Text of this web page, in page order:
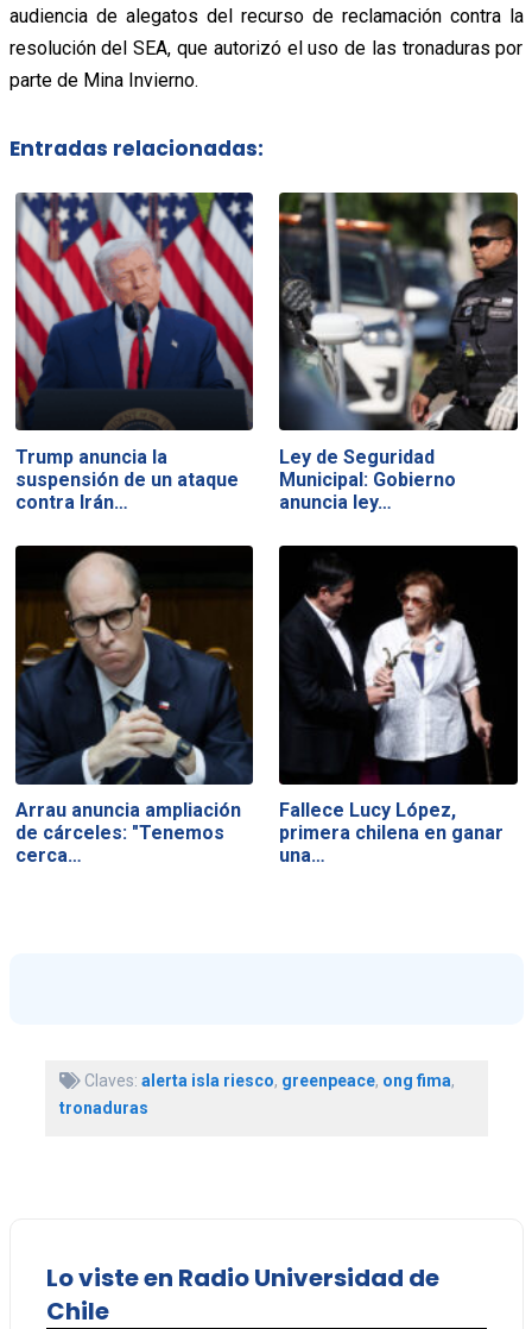
audiencia de alegatos del recurso de reclamación contra la
resolución del SEA, que autorizó el uso de las tronaduras por
parte de Mina Invierno.
Entradas relacionadas:
Trump anuncia la
suspensión de un ataque
contra Irán…
Ley de Seguridad
Municipal: Gobierno
anuncia ley…
Arrau anuncia ampliación
de cárceles: "Tenemos
cerca…
Fallece Lucy López,
primera chilena en ganar
una…
Claves: alerta isla riesco, greenpeace, ong fima,
tronaduras
Lo viste en Radio Universidad de
Chile